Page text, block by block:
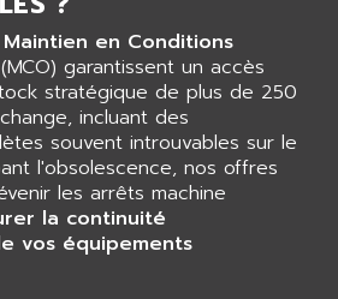
en Conditions
(MCO) garantissent un accès
stratégique de plus de 250
incluant des
souvent introuvables sur le
l'obsolescence, nos offres
les arrêts machine
la continuité
vos équipements